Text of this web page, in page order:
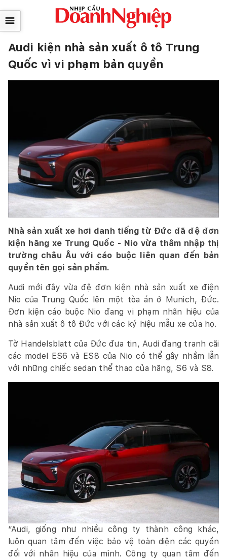
☰
Audi kiện nhà sản xuất ô tô Trung
Quốc vì vi phạm bản quyền
Nhà sản xuất xe hơi danh tiếng từ Đức đã đệ đơn
kiện hãng xe Trung Quốc - Nio vừa thâm nhập thị
trường châu Âu với cáo buộc liên quan đến bản
quyền tên gọi sản phẩm.
Audi mới đây vừa đệ đơn kiện nhà sản xuất xe điện
Nio của Trung Quốc lên một tòa án ở Munich, Đức.
Đơn kiện cáo buộc Nio đang vi phạm nhãn hiệu của
nhà sản xuất ô tô Đức với các ký hiệu mẫu xe của họ.
Tờ Handelsblatt của Đức đưa tin, Audi đang tranh cãi
các model ES6 và ES8 của Nio có thể gây nhầm lẫn
với những chiếc sedan thể thao của hãng, S6 và S8.
“Audi, giống như nhiều công ty thành công khác,
luôn quan tâm đến việc bảo vệ toàn diện các quyền
đối với nhãn hiệu của mình. Công ty quan tâm đến